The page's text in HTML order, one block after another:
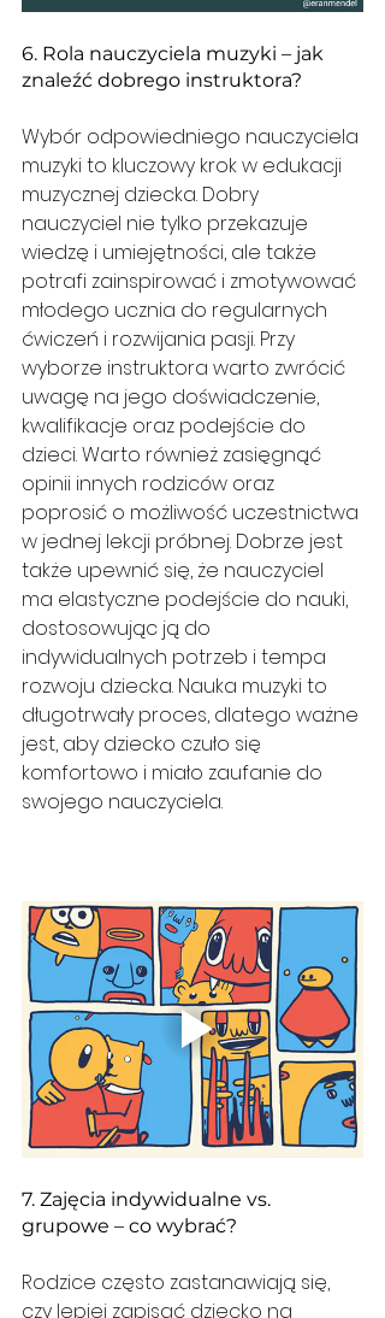
6. Rola nauczyciela muzyki – jak
znaleźć dobrego instruktora?
Wybór odpowiedniego nauczyciela
muzyki to kluczowy krok w edukacji
muzycznej dziecka. Dobry
nauczyciel nie tylko przekazuje
wiedzę i umiejętności, ale także
potrafi zainspirować i zmotywować
młodego ucznia do regularnych
ćwiczeń i rozwijania pasji. Przy
wyborze instruktora warto zwrócić
uwagę na jego doświadczenie,
kwalifikacje oraz podejście do
dzieci. Warto również zasięgnąć
opinii innych rodziców oraz
poprosić o możliwość uczestnictwa
w jednej lekcji próbnej. Dobrze jest
także upewnić się, że nauczyciel
ma elastyczne podejście do nauki,
dostosowując ją do
indywidualnych potrzeb i tempa
rozwoju dziecka. Nauka muzyki to
długotrwały proces, dlatego ważne
jest, aby dziecko czuło się
komfortowo i miało zaufanie do
swojego nauczyciela.
7. Zajęcia indywidualne vs.
grupowe – co wybrać?
Rodzice często zastanawiają się,
czy lepiej zapisać dziecko na